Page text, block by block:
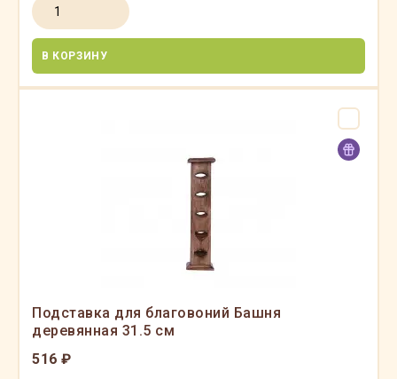
В КОРЗИНУ
Подставка для благовоний Башня
деревянная 31.5 см
516 ₽